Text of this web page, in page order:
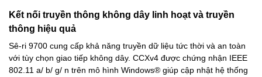
Kết nối truyền thông không dây linh hoạt và truyền
thông hiệu quả
Sê-ri 9700 cung cấp khả năng truyền dữ liệu tức thời và an toàn
với tùy chọn giao tiếp không dây. CCXv4 được chứng nhận IEEE
802.11 a/ b/ g/ n trên mô hình Windows® giúp cập nhật hệ thống